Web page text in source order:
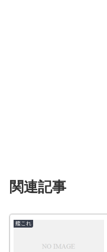
関連記事
艦これ